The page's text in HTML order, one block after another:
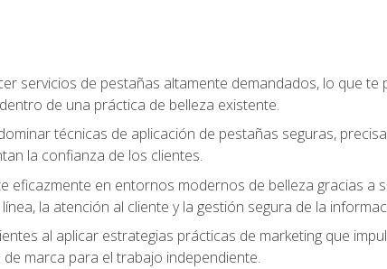
servicios de pestañas altamente demandados, lo que
de una práctica de belleza existente.
técnicas de aplicación de pestañas seguras,
la confianza de los clientes.
eficazmente en entornos modernos de belleza gracias a
la atención al cliente y la gestión segura de la
al aplicar estrategias prácticas de marketing que
marca para el trabajo independiente.